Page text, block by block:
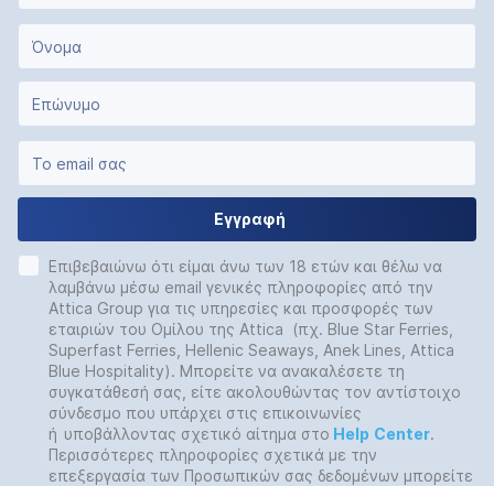
Εγγραφή
Επιβεβαιώνω ότι είμαι άνω των 18 ετών και θέλω να
λαμβάνω μέσω email γενικές πληροφορίες από την
Attica Group για τις υπηρεσίες και προσφορές των
εταιριών του Ομίλου της Attica (πχ. Blue Star Ferries,
Superfast Ferries, Hellenic Seaways, Anek Lines, Attica
Blue Hospitality). Μπορείτε να ανακαλέσετε τη
συγκατάθεσή σας, είτε ακολουθώντας τον αντίστοιχο
σύνδεσμο που υπάρχει στις επικοινωνίες
ή υποβάλλοντας σχετικό αίτημα στο Help Center.
Περισσότερες πληροφορίες σχετικά με την
επεξεργασία των Προσωπικών σας δεδομένων μπορείτε